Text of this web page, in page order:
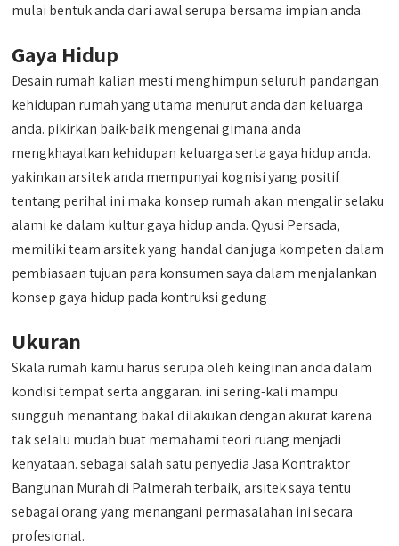
mulai bentuk anda dari awal serupa bersama impian anda.
Gaya Hidup
Desain rumah kalian mesti menghimpun seluruh pandangan
kehidupan rumah yang utama menurut anda dan keluarga
anda. pikirkan baik-baik mengenai gimana anda
mengkhayalkan kehidupan keluarga serta gaya hidup anda.
yakinkan arsitek anda mempunyai kognisi yang positif
tentang perihal ini maka konsep rumah akan mengalir selaku
alami ke dalam kultur gaya hidup anda. Qyusi Persada,
memiliki team arsitek yang handal dan juga kompeten dalam
pembiasaan tujuan para konsumen saya dalam menjalankan
konsep gaya hidup pada kontruksi gedung
Ukuran
Skala rumah kamu harus serupa oleh keinginan anda dalam
kondisi tempat serta anggaran. ini sering-kali mampu
sungguh menantang bakal dilakukan dengan akurat karena
tak selalu mudah buat memahami teori ruang menjadi
kenyataan. sebagai salah satu penyedia Jasa Kontraktor
Bangunan Murah di Palmerah terbaik, arsitek saya tentu
sebagai orang yang menangani permasalahan ini secara
profesional.